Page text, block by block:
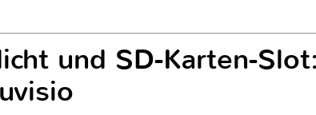
und SD-Karten-